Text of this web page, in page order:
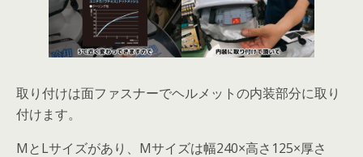
取り付けは面ファスナーでヘルメットの内装部分に取り
付けます。
MとLサイズがあり、Mサイズは幅240×高さ125×厚さ